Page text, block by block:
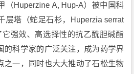
（Huperzine A, Hup-A）被中国科
层塔（蛇足石杉，
Huperzia serrat
强效、高选择性的抗乙酰胆碱酯
的科学家的广泛关注，成为药学界
之一，同时也大大推动了石松生物